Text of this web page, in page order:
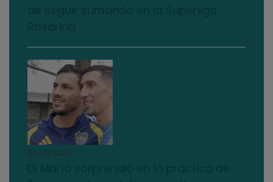
01/08/2026